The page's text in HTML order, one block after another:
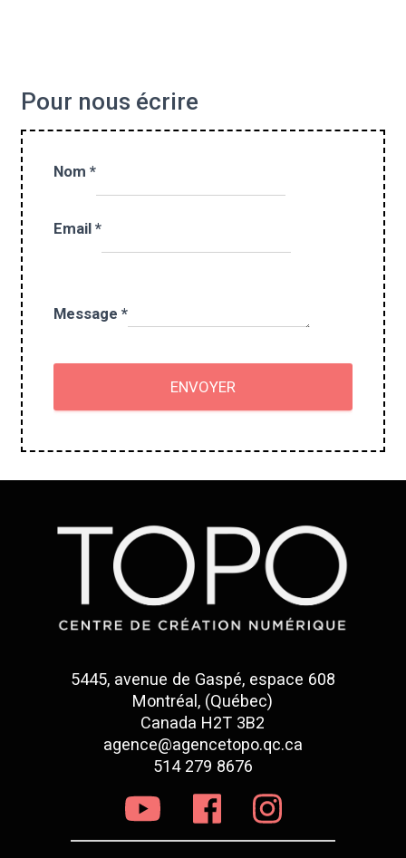
Pour nous écrire
Nom *
Email *
Message *
ENVOYER
5445, avenue de Gaspé, espace 608
Montréal, (Québec)
Canada H2T 3B2
agence@agencetopo.qc.ca
514 279 8676